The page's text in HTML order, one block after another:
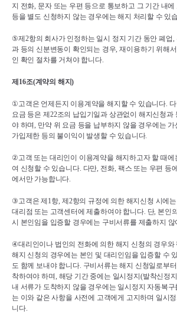
지 전화, 문자 또는 우편 등으로 통보하고 그 기간 내에
등을 별도 신청하지 않는 경우에는 해지 처리할 수 있
⑤제 2항의 회사가 인정하는 일시 정지 기간 동안 폐업,
과 등의 신분변동이 확인되는 경우, 재이용하기 위해
인 확인 절차를 거쳐야 합니다.
제 16조(계약의 해지)
①고객은 언제든지 이용계약을 해지할 수 있습니다.
요금 등은 제 22조의 납입기일과 상관없이 해지신청과
야 하며, 만약 위 요금 등을 납부하지 않을 경우에는
가입제한 등의 불이익이 발생할 수 있습니다.
②고객 또는 대리인이 이용계약을 해지하고자 할 때
여 신청할 수 있습니다. 다만, 전화, 팩스 또는 우편 등
에서만 가능합니다.
③고객은 제 1항, 제 2항의 규정에 의한 해지신청 시에는
대리점 또는 고객센터에 제출하여야 합니다. 단, 본인
시 본인임을 입증할 경우에는 구비서류를 제출하지 않
④대리인이나 법인의 전화에 의한 해지 신청의 경우
해지 신청의 경우에는 본인 및 대리인임을 입증할 수
도 함께 보내야 합니다. 구비서류는 해지 신청일로부터
착하여야 하며, 해당 기간 중에는 일시정지 (발착신정지
내 서류가 도착하지 않을 경우에는 일시정지 자동복
는 이와 같은 사항을 사전에 고객에게 고지하며 일시
니다.